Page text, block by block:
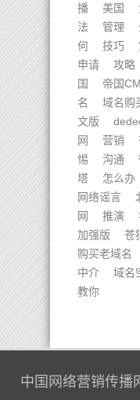
播
美国
法
管理
何
技巧
申请
攻略
国
帝国
名
域名购
文版
网
营销
惕
沟通
塔
怎么办
网络谣言
网
推演
加强版
苍
购买老域名
中介
域名
教你
中国网络营销传